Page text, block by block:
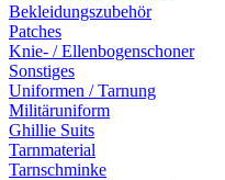
Bekleidungszubehör
Patches
Knie- / Ellenbogenschoner
Sonstiges
Uniformen / Tarnung
Militäruniform
Ghillie Suits
Tarnmaterial
Tarnschminke